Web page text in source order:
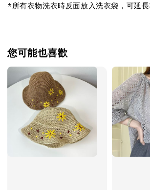
*所有衣物洗衣時反面放入洗衣袋，可延長
您可能也喜歡